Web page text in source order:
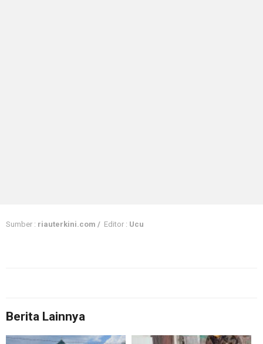
Sumber : riauterkini.com / Editor : Ucu
Berita Lainnya